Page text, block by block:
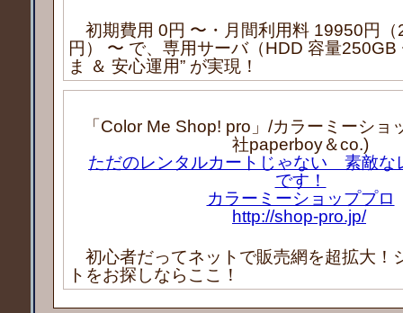
初期費用 0円 〜・月間利用料 19950円（
円） 〜 で、専用サーバ（HDD 容量250GB
ま ＆ 安心運用” が実現！
「Color Me Shop! pro」/カラーミーショ
社paperboy＆co.)
ただのレンタルカートじゃない 素敵な
です！
カラーミーショッププロ
http://shop-pro.jp/
初心者だってネットで販売網を超拡大！
トをお探しならここ！